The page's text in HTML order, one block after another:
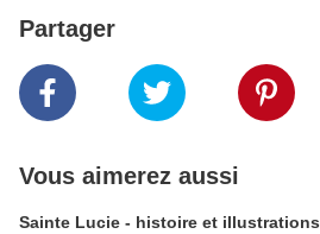
Partager
Vous aimerez aussi
Sainte Lucie - histoire et illustrations